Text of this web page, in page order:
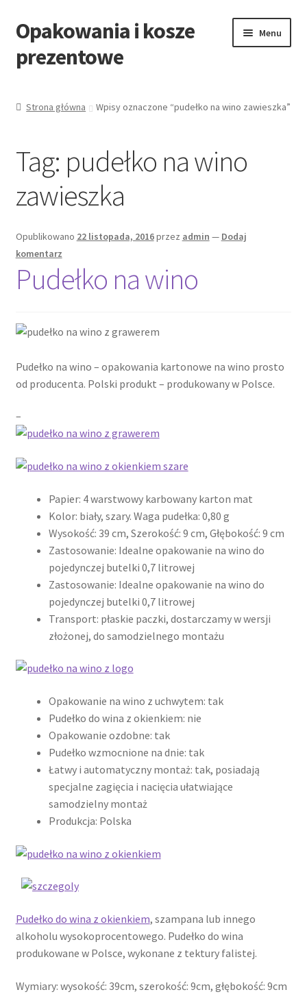
Przejdź
do
nawigacji
Przejdź
do
treści
Opakowania i kosze
prezentowe
Menu
All Categories w/o Products Shortcode
Blog
Cart
Cennik koszy EKO
Cennik pudełek z logo
Checkout
Checkout
Header & Teaser Shortcode
Homepage
Kontakt
Latest Blog Posts Shortcode
My Account
My Account
O firmie
Oferta na wino
Polityka prywatności
Polityka prywatności
Product Category Shortcode
Pudełko świąteczne, jakość Premium
Strona główna Wpisy oznaczone “pudełko na wino zawieszka”
Tag: pudełko na wino
zawieszka
Opublikowano 22 listopada, 2016przez admin — Dodaj
komentarz
Pudełko na wino
Pudełko na wino – opakowania kartonowe na wino prosto
od producenta. Polski produkt – produkowany w Polsce.
–
Papier: 4 warstwowy karbowany karton mat
Kolor: biały, szary. Waga pudełka: 0,80 g
Wysokość: 39 cm, Szerokość: 9 cm, Głębokość: 9 cm
Zastosowanie: Idealne opakowanie na wino do
pojedynczej butelki 0,7 litrowej
Zastosowanie: Idealne opakowanie na wino do
pojedynczej butelki 0,7 litrowej
Transport: płaskie paczki, dostarczamy w wersji
złożonej, do samodzielnego montażu
Opakowanie na wino z uchwytem: tak
Pudełko do wina z okienkiem: nie
Opakowanie ozdobne: tak
Pudełko wzmocnione na dnie: tak
Łatwy i automatyczny montaż: tak, posiadają
specjalne zagięcia i nacięcia ułatwiające
samodzielny montaż
Produkcja: Polska
Pudełko do wina z okienkiem, szampana lub innego
alkoholu wysokoprocentowego. Pudełko do wina
produkowane w Polsce, wykonane z tektury falistej.
Wymiary: wysokość: 39cm, szerokość: 9cm, głębokość: 9cm